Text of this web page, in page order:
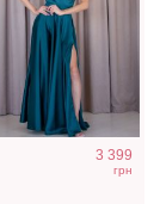
3 399
грн
Атласное
длинное платье
на бретелях в